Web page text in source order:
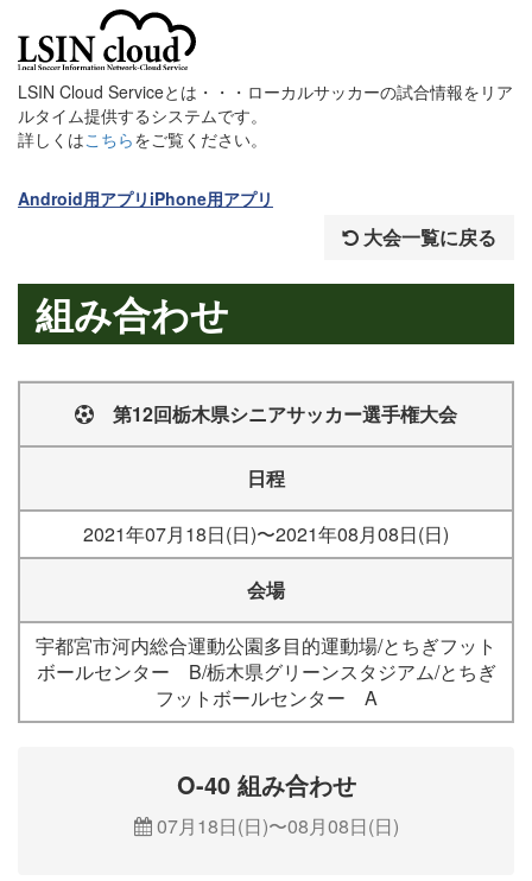
LSIN Cloud Serviceとは・・・ローカルサッカーの試合情報をリア
ルタイム提供するシステムです。
詳しくはこちらをご覧ください。
Android用アプリ iPhone用アプリ
大会一覧に戻る
組み合わせ
第12回栃木県シニアサッカー選手権大会
日程
2021年07月18日(日)〜2021年08月08日(日)
会場
宇都宮市河内総合運動公園多目的運動場/とちぎフット
ボールセンター B/栃木県グリーンスタジアム/とちぎ
フットボールセンター A
O-40 組み合わせ
07月18日(日)〜08月08日(日)